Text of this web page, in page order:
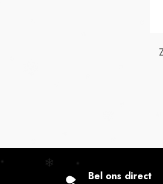
Bel ons direct